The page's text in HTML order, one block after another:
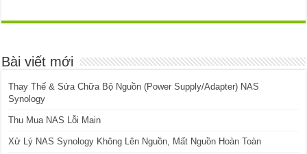
Bài viết mới
Thay Thế & Sửa Chữa Bộ Nguồn (Power Supply/Adapter) NAS
Synology
Thu Mua NAS Lỗi Main
Xử Lý NAS Synology Không Lên Nguồn, Mất Nguồn Hoàn Toàn